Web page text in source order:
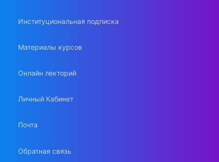
Институциональная подписка
Материалы курсов
Онлайн лекторий
Личный Кабинет
Почта
Обратная связь